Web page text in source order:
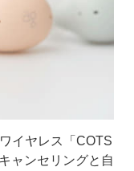
イヤレス「COTS
ャンセリングと自